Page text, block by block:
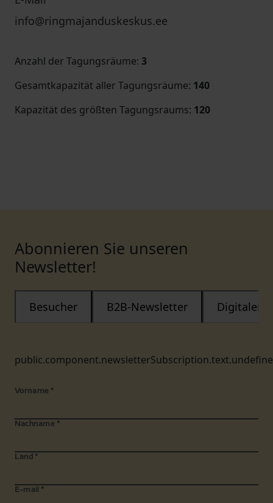
info@ringmajanduskeskus.ee
Anzahl der Tagungsräume: 3
Gesamtkapazität aller Tagungsräume: 140
Kapazität des größten Tagungsraums: 120
Abonnieren Sie unseren
Newsletter!
Besucher B2B-Newsletter Digitaler
Vorname *
Nachname *
Land *
E-mail *